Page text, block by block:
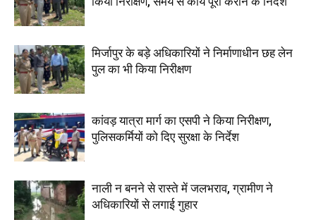
मिर्जापुर के बड़े अधिकारियों ने निर्माणाधीन छह लेन
पुल का भी किया निरीक्षण
कांवड़ यात्रा मार्ग का एसपी ने किया निरीक्षण,
पुलिसकर्मियों को दिए सुरक्षा के निर्देश
नाली न बनने से रास्ते में जलभराव, ग्रामीण ने
अधिकारियों से लगाई गुहार